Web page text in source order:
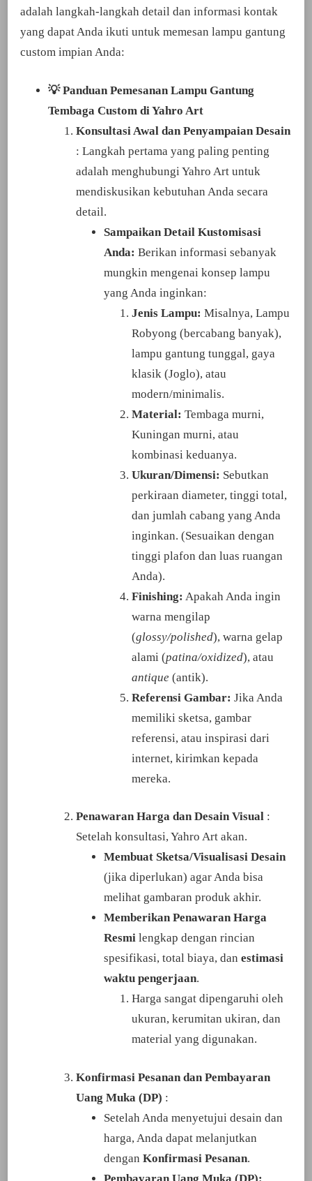
adalah langkah-langkah detail dan informasi kontak
yang dapat Anda ikuti untuk memesan lampu gantung
custom impian Anda:
💡 Panduan Pemesanan Lampu Gantung
Tembaga Custom di Yahro Art
Konsultasi Awal dan Penyampaian Desain
: Langkah pertama yang paling penting
adalah menghubungi Yahro Art untuk
mendiskusikan kebutuhan Anda secara
detail.
Sampaikan Detail Kustomisasi
Anda: Berikan informasi sebanyak
mungkin mengenai konsep lampu
yang Anda inginkan:
Jenis Lampu: Misalnya, Lampu
Robyong (bercabang banyak),
lampu gantung tunggal, gaya
klasik (Joglo), atau
modern/minimalis.
Material: Tembaga murni,
Kuningan murni, atau
kombinasi keduanya.
Ukuran/Dimensi: Sebutkan
perkiraan diameter, tinggi total,
dan jumlah cabang yang Anda
inginkan. (Sesuaikan dengan
tinggi plafon dan luas ruangan
Anda).
Finishing: Apakah Anda ingin
warna mengilap
(glossy/polished), warna gelap
alami (patina/oxidized), atau
antique (antik).
Referensi Gambar: Jika Anda
memiliki sketsa, gambar
referensi, atau inspirasi dari
internet, kirimkan kepada
mereka.
Penawaran Harga dan Desain Visual :
Setelah konsultasi, Yahro Art akan.
Membuat Sketsa/Visualisasi Desain
(jika diperlukan) agar Anda bisa
melihat gambaran produk akhir.
Memberikan Penawaran Harga
Resmi lengkap dengan rincian
spesifikasi, total biaya, dan estimasi
waktu pengerjaan.
Harga sangat dipengaruhi oleh
ukuran, kerumitan ukiran, dan
material yang digunakan.
Konfirmasi Pesanan dan Pembayaran
Uang Muka (DP) :
Setelah Anda menyetujui desain dan
harga, Anda dapat melanjutkan
dengan Konfirmasi Pesanan.
Pembayaran Uang Muka (DP):